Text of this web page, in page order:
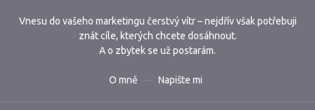
Vnesu do vašeho marketingu čerstvý vítr – nejdřív však potřebuji
znát cíle, kterých chcete dosáhnout.
A o zbytek se už postarám.
O mně Napište mi